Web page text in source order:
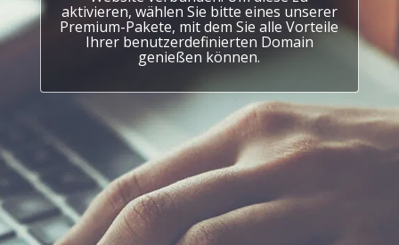
aktivieren, wählen Sie bitte eines unserer
Premium-Pakete, mit dem Sie alle Vorteile
Ihrer benutzerdefinierten Domain
genießen können.